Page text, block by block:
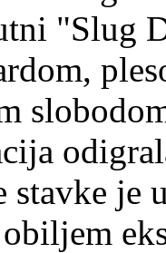
"Slug
stavke je